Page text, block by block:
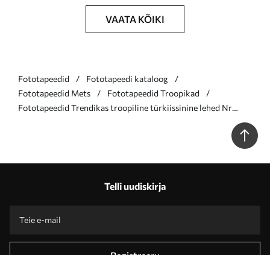
VAATA KÕIKI
Fototapeedid
Fototapeedi kataloog
Fototapeedid Mets
Fototapeedid Troopikad
Fototapeedid Trendikas troopiline türkiissinine lehed Nr
Telli uudiskirja